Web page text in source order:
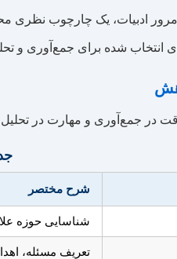
ادبیات، یک چارچوب نظری
شده برای جمع‌آوری و
جمع‌آوری و مهارت در تحلیل
جدول 1:
شرح مختصر
شناسایی حوزه
تعریف مسئله،